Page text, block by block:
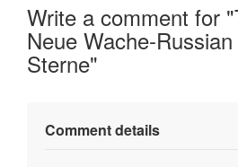
Write a comment for
Neue Wache-
Sterne"
Comment details